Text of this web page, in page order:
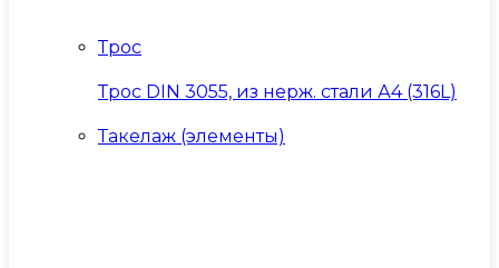
Трос
Трос DIN 3055, из нерж. стали А4 (316L)
Такелаж (элементы)